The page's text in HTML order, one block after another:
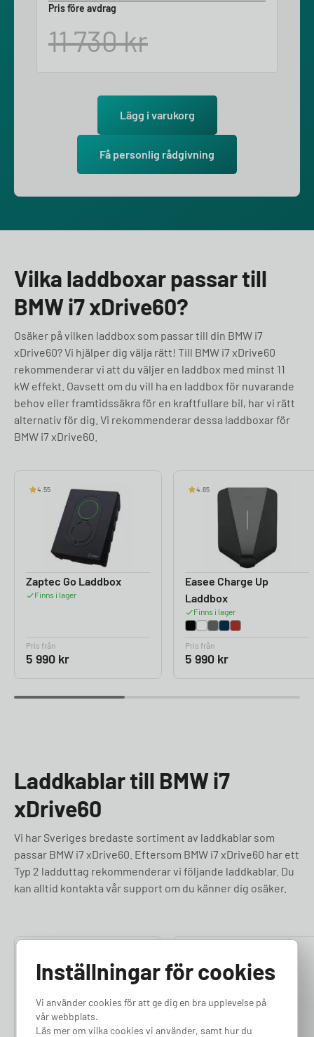
Pris före avdrag
11 730kr
Lägg i varukorg
Få personlig rådgivning
Vilka laddboxar passar till
BMW i7 xDrive60?
Osäker på vilken laddbox som passar till din BMW i7
xDrive60? Vi hjälper dig välja rätt! Till BMW i7 xDrive60
rekommenderar vi att du väljer en laddbox med minst 11
kW effekt. Oavsett om du vill ha en laddbox för nuvarande
behov eller framtidssäkra för en kraftfullare bil, har vi rätt
alternativ för dig. Vi rekommenderar dessa laddboxar för
BMW i7 xDrive60.
4.55
Zaptec Go Laddbox
Finns i lager
Pris från
5 990 kr
4.65
Easee Charge Up
Laddbox
Finns i lager
Pris från
5 990 kr
Laddkablar till BMW i7
xDrive60
Vi har Sveriges bredaste sortiment av laddkablar som
passar BMW i7 xDrive60. Eftersom BMW i7 xDrive60 har ett
Typ 2 ladduttag rekommenderar vi följande laddkablar. Du
kan alltid kontakta vår support om du känner dig osäker.
Inställningar för cookies
Vi använder cookies för att ge dig en bra upplevelse på
vår webbplats.
Läs mer om vilka cookies vi använder, samt hur du